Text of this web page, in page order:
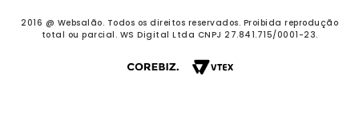
2016 @ Websalão. Todos os direitos reservados. Proibida reprodução
total ou parcial. WS Digital Ltda CNPJ 27.841.715/0001-23.